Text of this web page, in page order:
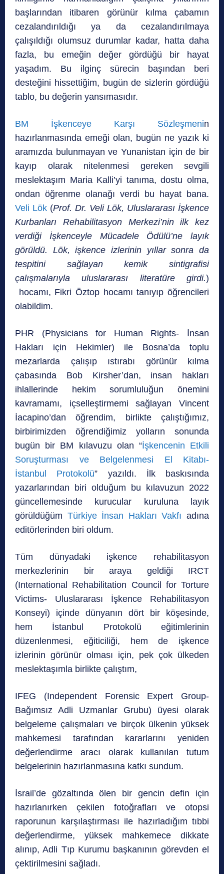
başlarından itibaren görünür kılma çabamın
cezalandırıldığı ya da cezalandırılmaya
çalışıldığı olumsuz durumlar kadar, hatta daha
fazla, bu emeğin değer gördüğü bir hayat
yaşadım. Bu ilginç sürecin başından beri
desteğini hissettiğim, bugün de sizlerin gördüğü
tablo, bu değerin yansımasıdır.
BM İşkenceye Karşı Sözleşmenin
hazırlanmasında emeği olan, bugün ne yazık ki
aramızda bulunmayan ve Yunanistan için de bir
kayıp olarak nitelenmesi gereken sevgili
meslektaşım Maria Kalli’yi tanıma, dostu olma,
ondan öğrenme olanağı verdi bu hayat bana.
Veli Lök (Prof. Dr. Veli Lök, Uluslararası İşkence
Kurbanları Rehabilitasyon Merkezi’nin ilk kez
verdiği İşkenceyle Mücadele Ödülü’ne layık
görüldü. Lök, işkence izlerinin yıllar sonra da
tespitini sağlayan kemik sintigrafisi
çalışmalarıyla uluslararası literatüre girdi.)
hocamı, Fikri Öztop hocamı tanıyıp öğrencileri
olabildim.
PHR (Physicians for Human Rights- İnsan
Hakları için Hekimler) ile Bosna’da toplu
mezarlarda çalışıp ıstırabı görünür kılma
çabasında Bob Kirsher’dan, insan hakları
ihlallerinde hekim sorumluluğun önemini
kavramamı, içselleştirmemi sağlayan Vincent
İacapino’dan öğrendim, birlikte çalıştığımız,
birbirimizden öğrendiğimiz yolların sonunda
bugün bir BM kılavuzu olan “İşkencenin Etkili
Soruşturması ve Belgelenmesi El Kitabı-
İstanbul Protokolü” yazıldı. İlk baskısında
yazarlarından biri olduğum bu kılavuzun 2022
güncellemesinde kurucular kuruluna layık
görüldüğüm Türkiye İnsan Hakları Vakfı adına
editörlerinden biri oldum.
Tüm dünyadaki işkence rehabilitasyon
merkezlerinin bir araya geldiği IRCT
(International Rehabilitation Council for Torture
Victims- Uluslararası İşkence Rehabilitasyon
Konseyi) içinde dünyanın dört bir köşesinde,
hem İstanbul Protokolü eğitimlerinin
düzenlenmesi, eğiticiliği, hem de işkence
izlerinin görünür olması için, pek çok ülkeden
meslektaşımla birlikte çalıştım,
IFEG (Independent Forensic Expert Group-
Bağımsız Adli Uzmanlar Grubu) üyesi olarak
belgeleme çalışmaları ve birçok ülkenin yüksek
mahkemesi tarafından kararlarını yeniden
değerlendirme aracı olarak kullanılan tutum
belgelerinin hazırlanmasına katkı sundum.
İsrail’de gözaltında ölen bir gencin defin için
hazırlanırken çekilen fotoğrafları ve otopsi
raporunun karşılaştırması ile hazırladığım tıbbi
değerlendirme, yüksek mahkemece dikkate
alınıp, Adli Tıp Kurumu başkanının görevden el
çektirilmesini sağladı.